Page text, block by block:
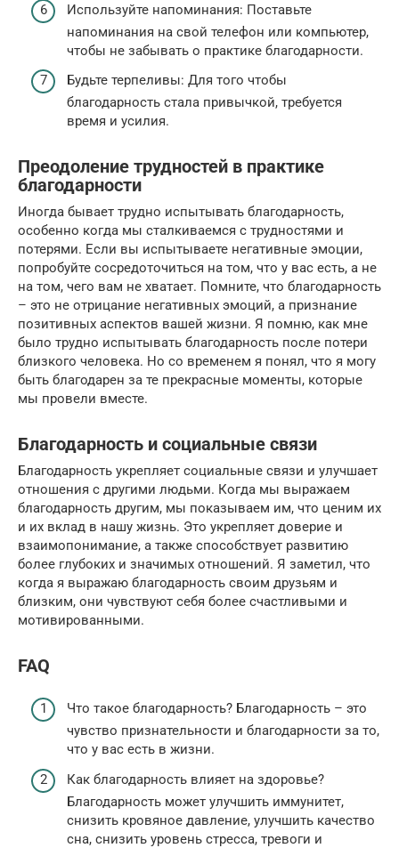
Используйте напоминания: Поставьте
напоминания на свой телефон или компьютер,
чтобы не забывать о практике благодарности.
Будьте терпеливы: Для того чтобы
благодарность стала привычкой, требуется
время и усилия.
Преодоление трудностей в практике
благодарности
Иногда бывает трудно испытывать благодарность,
особенно когда мы сталкиваемся с трудностями и
потерями. Если вы испытываете негативные эмоции,
попробуйте сосредоточиться на том, что у вас есть, а не
на том, чего вам не хватает. Помните, что благодарность
– это не отрицание негативных эмоций, а признание
позитивных аспектов вашей жизни. Я помню, как мне
было трудно испытывать благодарность после потери
близкого человека. Но со временем я понял, что я могу
быть благодарен за те прекрасные моменты, которые
мы провели вместе.
Благодарность и социальные связи
Благодарность укрепляет социальные связи и улучшает
отношения с другими людьми. Когда мы выражаем
благодарность другим, мы показываем им, что ценим их
и их вклад в нашу жизнь. Это укрепляет доверие и
взаимопонимание, а также способствует развитию
более глубоких и значимых отношений. Я заметил, что
когда я выражаю благодарность своим друзьям и
близким, они чувствуют себя более счастливыми и
мотивированными.
FAQ
Что такое благодарность? Благодарность – это
чувство признательности и благодарности за то,
что у вас есть в жизни.
Как благодарность влияет на здоровье?
Благодарность может улучшить иммунитет,
снизить кровяное давление, улучшить качество
сна, снизить уровень стресса, тревоги и